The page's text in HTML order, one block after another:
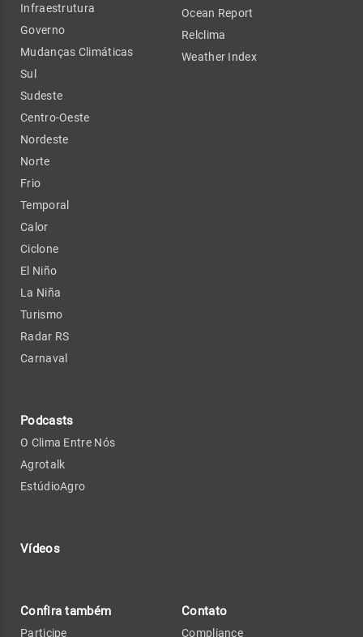
Infraestrutura
Governo
Mudanças Climáticas
Sul
Sudeste
Centro-Oeste
Nordeste
Norte
Frio
Temporal
Calor
Ciclone
El Niño
La Niña
Turismo
Radar RS
Carnaval
Podcasts
O Clima Entre Nós
Agrotalk
EstúdioAgro
Vídeos
Ocean Report
Relclima
Weather Index
Confira também
Participe
Contato
Compliance